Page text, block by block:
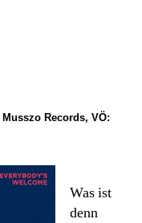
Musszo Records, VÖ:
Was ist
denn